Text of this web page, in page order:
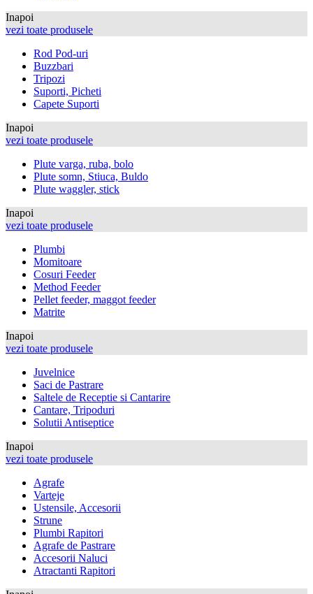
Inapoi
vezi toate produsele
Rod Pod-uri
Buzzbari
Tripozi
Suporti, Picheti
Capete Suporti
Inapoi
vezi toate produsele
Plute varga, ruba, bolo
Plute somn, Stiuca, Buldo
Plute waggler, stick
Inapoi
vezi toate produsele
Plumbi
Momitoare
Cosuri Feeder
Method Feeder
Pellet feeder, maggot feeder
Matrite
Inapoi
vezi toate produsele
Juvelnice
Saci de Pastrare
Saltele de Receptie si Cantarire
Cantare, Tripoduri
Solutii Antiseptice
Inapoi
vezi toate produsele
Agrafe
Varteje
Ustensile, Accesorii
Strune
Plumbi Rapitori
Agrafe de Pastrare
Accesorii Naluci
Atractanti Rapitori